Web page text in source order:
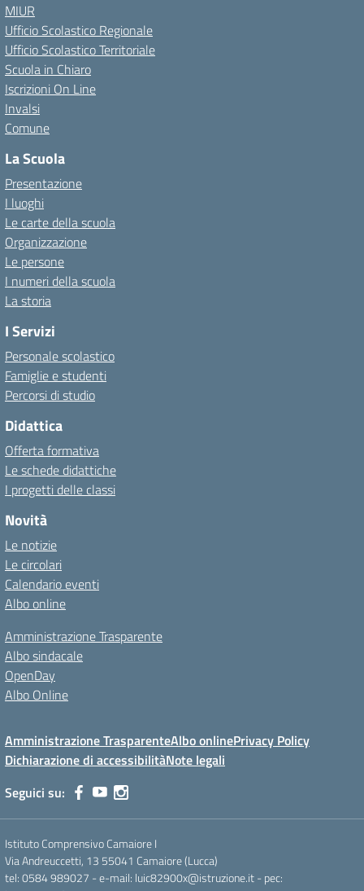
MIUR
Ufficio Scolastico Regionale
Ufficio Scolastico Territoriale
Scuola in Chiaro
Iscrizioni On Line
Invalsi
Comune
La Scuola
Presentazione
I luoghi
Le carte della scuola
Organizzazione
Le persone
I numeri della scuola
La storia
I Servizi
Personale scolastico
Famiglie e studenti
Percorsi di studio
Didattica
Offerta formativa
Le schede didattiche
I progetti delle classi
Novità
Le notizie
Le circolari
Calendario eventi
Albo online
Amministrazione Trasparente
Albo sindacale
OpenDay
Albo Online
Amministrazione TrasparenteAlbo onlinePrivacy Policy
Dichiarazione di accessibilitàNote legali
Seguici su:
Istituto Comprensivo Camaiore I
Via Andreuccetti, 13 55041 Camaiore (Lucca)
tel: 0584 989027 - e-mail: luic82900x@istruzione.it - pec: